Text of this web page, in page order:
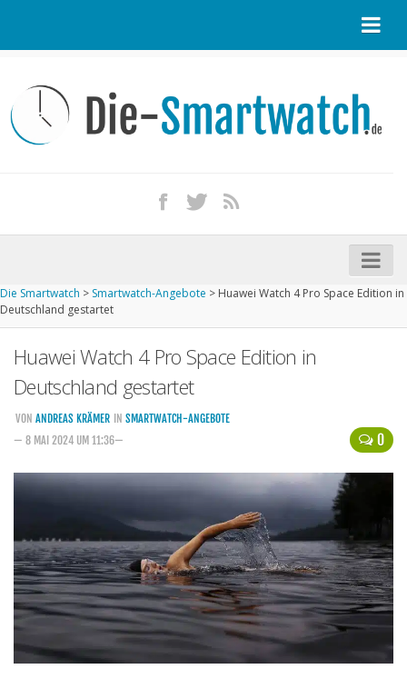
Kontakt / Tipp geben
Impressum
iPhone kaufen
Startseite
Kommende Smartwatches
Marken und Modelle
Handytarife
BASE
Smartphonetarife
Datentarife
o2
Smartphonetarife
Prepaid-Tarife
Datentarife
Die Smartwatch > Smartwatch-Angebote > Huawei Watch 4 Pro Space Edition in
Deutschland gestartet
Huawei Watch 4 Pro Space Edition in
Deutschland gestartet
0
VON ANDREAS KRÄMER IN SMARTWATCH-ANGEBOTE
— 8 MAI 2024 UM 11:36—